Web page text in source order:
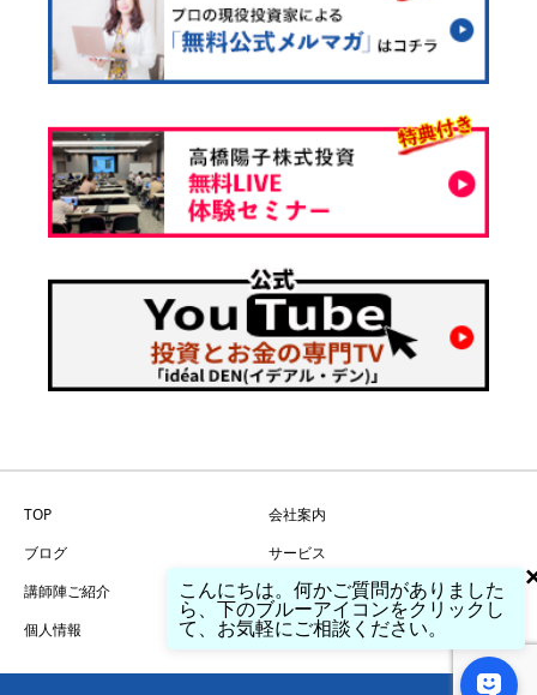
TOP
会社案内
ブログ
サービス
講師陣ご紹介
問い合わせ
個人情報
特商法
こんにちは。何かご質問がありました
ら、下のブルーアイコンをクリックし
て、お気軽にご相談ください。